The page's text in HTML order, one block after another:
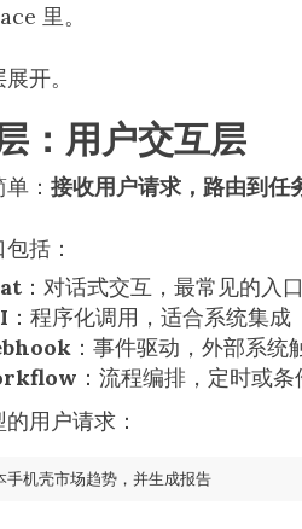
里。
开。
：用户交互层
： 接收用户请求，路由到任
括：
：对话式交互，最常见的入口
：程序化调用，适合系统集成
：事件驱动，外部系统
：流程编排，定时或
用户请求：
分析日本手机壳市场趋势，并生成报告